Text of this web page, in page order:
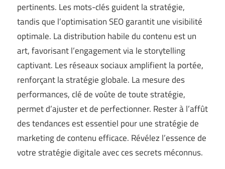
pertinents. Les mots-clés guident la stratégie,
tandis que l’optimisation SEO garantit une visibilité
optimale. La distribution habile du contenu est un
art, favorisant l’engagement via le storytelling
captivant. Les réseaux sociaux amplifient la portée,
renforçant la stratégie globale. La mesure des
performances, clé de voûte de toute stratégie,
permet d’ajuster et de perfectionner. Rester à l’affût
des tendances est essentiel pour une stratégie de
marketing de contenu efficace. Révélez l’essence de
votre stratégie digitale avec ces secrets méconnus.